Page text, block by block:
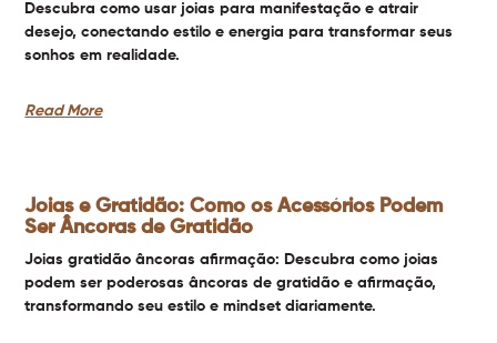
Descubra como usar joias para manifestação e atrair
desejo, conectando estilo e energia para transformar seus
sonhos em realidade.
Read More
Joias e Gratidão: Como os Acessórios Podem
Ser Âncoras de Gratidão
Joias gratidão âncoras afirmação: Descubra como joias
podem ser poderosas âncoras de gratidão e afirmação,
transformando seu estilo e mindset diariamente.